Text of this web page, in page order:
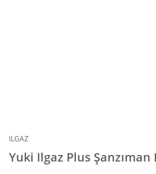
ILGAZ
Yuki Ilgaz Plus Şanzıman